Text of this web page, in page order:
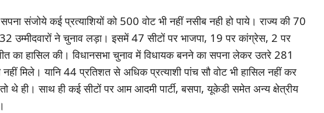
संजोये कई प्रत्याशियों को 500 वोट भी नहीं नसीब नही हो पाये। राज्य की 70
उम्मीदवारों ने चुनाव लड़ा। इसमें 47 सीटों पर भाजपा, 19 पर कांग्रेस, 2 पर
का हासिल की। विधानसभा चुनाव में विधायक बनने का सपना लेकर उतरे 281
नहीं मिले। यानि 44 प्रतिशत से अधिक प्रत्याशी पांच सौ वोट भी हासिल नहीं कर
तो थे ही। साथ ही कई सीटों पर आम आदमी पार्टी, बसपा, यूकेडी समेत अन्य क्षेत्रीय